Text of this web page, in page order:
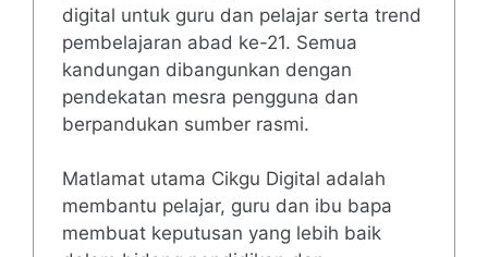
digital untuk guru dan pelajar serta trend
pembelajaran abad ke-21. Semua
kandungan dibangunkan dengan
pendekatan mesra pengguna dan
berpandukan sumber rasmi.
Matlamat utama Cikgu Digital adalah
membantu pelajar, guru dan ibu bapa
membuat keputusan yang lebih baik